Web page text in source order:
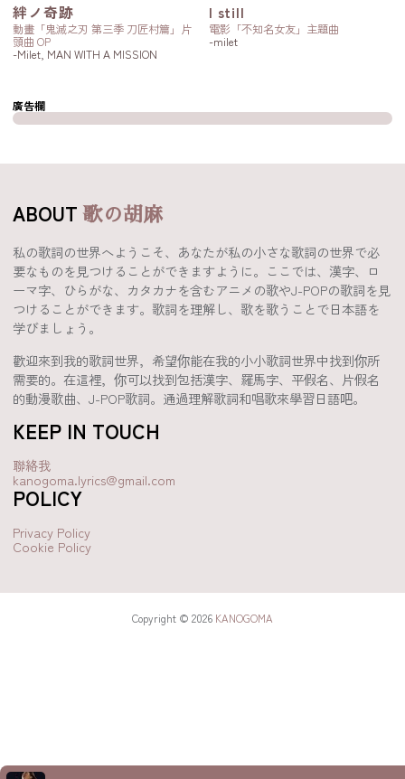
絆ノ奇跡
動畫「鬼滅之刃 第三季 刀匠村篇」片
頭曲 OP
-Milet, MAN WITH A MISSION
I still
電影「不知名女友」主題曲
-milet
廣告欄
ABOUT歌の胡麻
私の歌詞の世界へようこそ、あなたが私の小さな歌詞の世界で必
要なものを見つけることができますように。ここでは、漢字、ロ
ーマ字、ひらがな、カタカナを含むアニメの歌やJ-POPの歌詞を見
つけることができます。歌詞を理解し、歌を歌うことで日本語を
学びましょう。
歡迎來到我的歌詞世界，希望你能在我的小小歌詞世界中找到你所
需要的。在這裡，你可以找到包括漢字、羅馬字、平假名、片假名
的動漫歌曲、J-POP歌詞。通過理解歌詞和唱歌來學習日語吧。
KEEP IN TOUCH
聯絡我
kanogoma.lyrics@gmail.com
POLICY
Privacy Policy
Cookie Policy
Copyright © 2026 KANOGOMA